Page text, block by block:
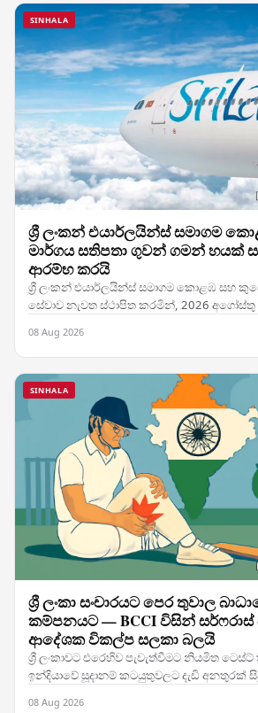
SINHALA
ශ්‍රී ලංකන් එයාර්ලයින්ස් සමාගම
මාර්ගය සතිපතා ගුවන් ගමන් හයක්
ආරම්භ කරයි
ශ්‍රී ලංකන් එයාර්ලයින්ස් සමාගම කොළඹ සහ
සේවාව නැවත ස්ථාපිත කරමින්, 2026 අගෝස්තු
08 Aug 2026
SINHALA
ශ්‍රී ලංකා සංචාරයට පෙර තුවාල
කම්පනයට — BCCI විසින්
ආදේශක විකල්ප සලකා බලයි
ශ්‍රී ලංකාවට එරෙහිව පැවැත්වීමට නියමිත ටෙස්ට්
ඉන්දියාවේ සූදානම් කටයුතුවලට දැඩි අනතුරක්
08 Aug 2026